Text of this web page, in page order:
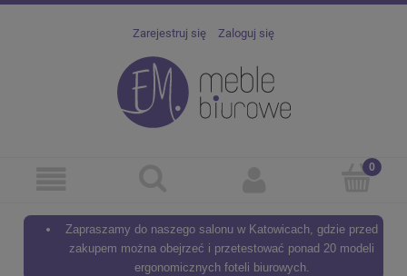
Zarejestruj się Zaloguj się
Zapraszamy do naszego salonu w Katowicach, gdzie przed
zakupem można obejrzeć i przetestować ponad 20 modeli
ergonomicznych foteli biurowych.